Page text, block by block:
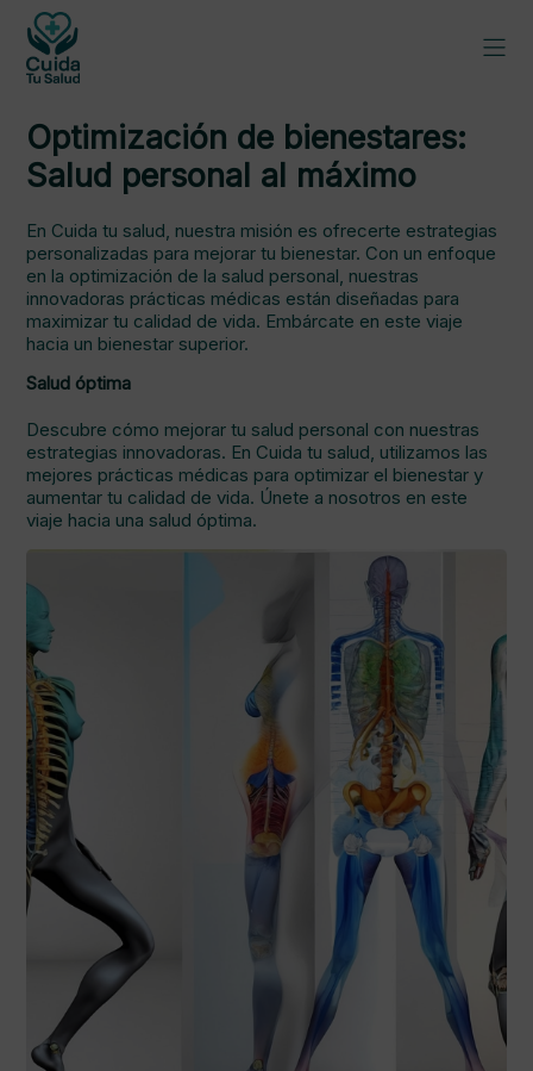
Optimización de bienestares:
Salud personal al máximo
En Cuida tu salud, nuestra misión es ofrecerte estrategias
personalizadas para mejorar tu bienestar. Con un enfoque
en la optimización de la salud personal, nuestras
innovadoras prácticas médicas están diseñadas para
maximizar tu calidad de vida. Embárcate en este viaje
hacia un bienestar superior.
Salud óptima
Descubre cómo mejorar tu salud personal con nuestras
estrategias innovadoras. En Cuida tu salud, utilizamos las
mejores prácticas médicas para optimizar el bienestar y
aumentar tu calidad de vida. Únete a nosotros en este
viaje hacia una salud óptima.